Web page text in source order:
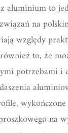
aluminium to
na
względy
to, że
potrzebami i
na